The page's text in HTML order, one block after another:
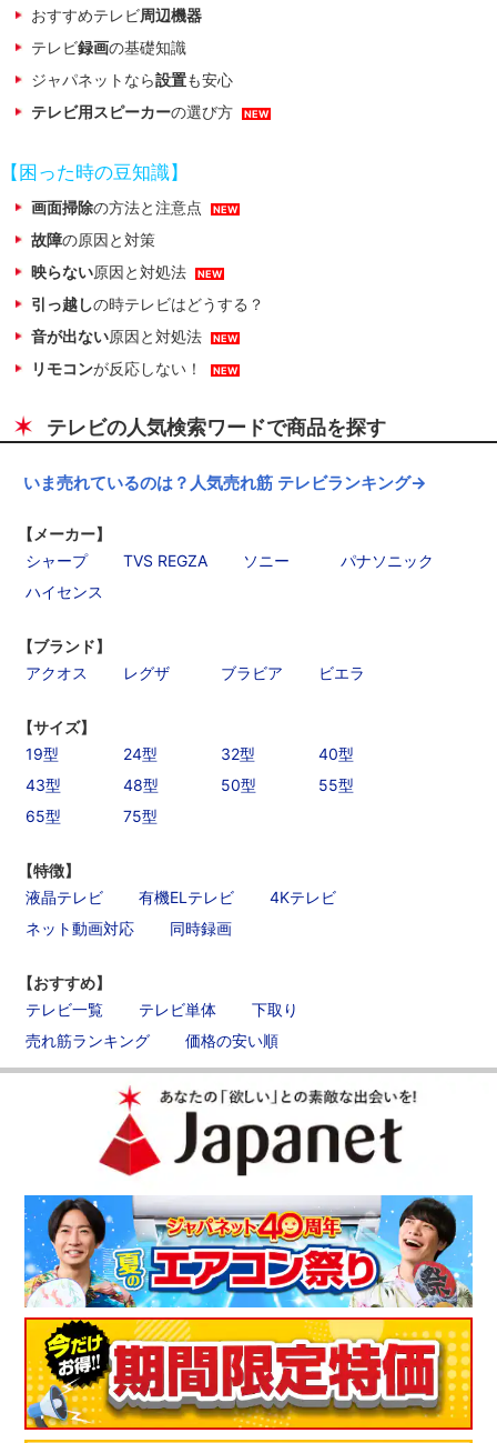
おすすめテレビ周辺機器
テレビ録画の基礎知識
ジャパネットなら設置も安心
テレビ用スピーカーの選び方 NEW
【困った時の豆知識】
画面掃除の方法と注意点 NEW
故障の原因と対策
映らない原因と対処法 NEW
引っ越しの時テレビはどうする？
音が出ない原因と対処法 NEW
リモコンが反応しない！ NEW
テレビの人気検索ワードで商品を探す
いま売れているのは？人気売れ筋 テレビランキング→
【メーカー】
シャープ
TVS REGZA ソニー
パナソニック
ハイセンス
【ブランド】
アクオス
レグザ ブラビア ビエラ
【サイズ】
19型
24型 32型
40型
43型
48型 50型
55型
65型
75型
【特徴】
液晶テレビ
有機ELテレビ
4Kテレビ
ネット動画対応
同時録画
【おすすめ】
テレビ一覧
テレビ単体
下取り
売れ筋ランキング
価格の安い順